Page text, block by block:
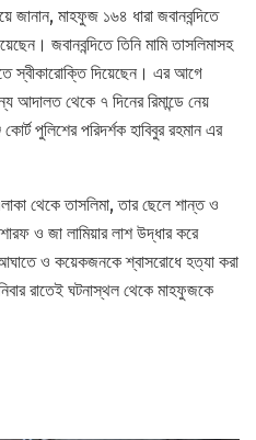
জানান, মাহফুজ ১৬৪ ধারা জবানবন্দিতে
জবানবন্দিতে তিনি মামি তাসলিমাসহ
স্বীকারোক্তি দিয়েছেন। এর আগে
আদালত থেকে ৭ দিনের রিমান্ডে নেয়
পুলিশের পরিদর্শক হাবিবুর রহমান এর
থেকে তাসলিমা, তার ছেলে শান্ত ও
ও জা লামিয়ার লাশ উদ্ধার করে
ও কয়েকজনকে শ্বাসরোধে হত্যা করা
রাতেই ঘটনাস্থল থেকে মাহফুজকে